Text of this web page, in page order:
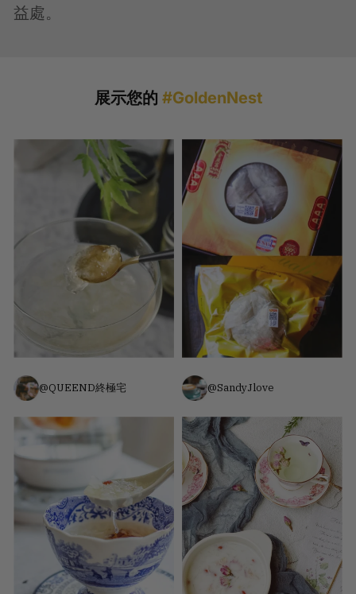
益處。
展示您的 #GoldenNest
@QUEEND終極宅 @SandyJlove